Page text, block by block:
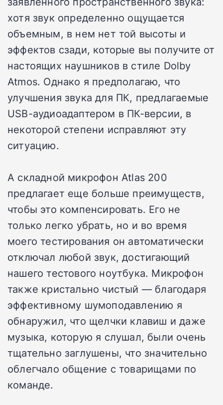
хотя звук определенно ощущается
объемным, в нем нет той высоты и
эффектов сзади, которые вы получите от
настоящих наушников в стиле Dolby
Atmos. Однако я предполагаю, что
улучшения звука для ПК, предлагаемые
USB-аудиоадаптером в ПК-версии, в
некоторой степени исправляют эту
ситуацию.
А складной микрофон Atlas 200
предлагает еще больше преимуществ,
чтобы это компенсировать. Его не
только легко убрать, но и во время
моего тестирования он автоматически
отключал любой звук, достигающий
нашего тестового ноутбука. Микрофон
также кристально чистый — благодаря
эффективному шумоподавлению я
обнаружил, что щелчки клавиш и даже
музыка, которую я слушал, были очень
тщательно заглушены, что значительно
облегчало общение с товарищами по
команде.